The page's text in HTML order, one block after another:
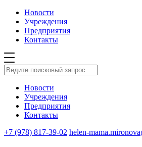
Новости
Учреждения
Предприятия
Контакты
Новости
Учреждения
Предприятия
Контакты
+7 (978) 817-39-02 helen-